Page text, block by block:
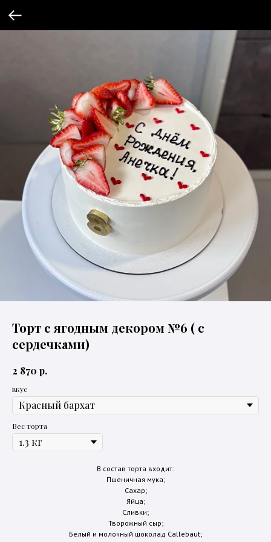
Торт с ягодным декором №6 ( с
сердечками)
2 870 р.
вкус
Вес торта
В состав торта входит:
Пшеничная мука;
Сахар;
Яйца;
Сливки;
Творожный сыр;
Белый и молочный шоколад Callebaut;